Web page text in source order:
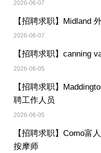
2026-06-07
【招聘求职】 Midland
2026-06-07
【招聘求职】 canning
2026-06-05
【招聘求职】
聘工作人员
2026-06-05
【招聘求职】 Como富
按摩师